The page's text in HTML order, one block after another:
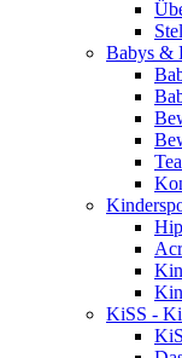
Babys &
KiSS -